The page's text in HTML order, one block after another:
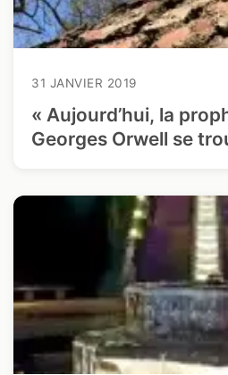
31 JANVIER 2019
« Aujourd’hui, la
Georges Orwell se